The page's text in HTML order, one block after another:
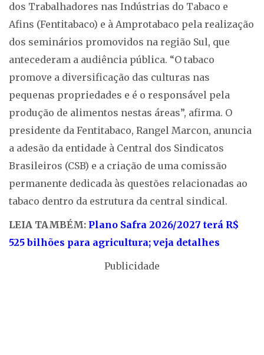
dos Trabalhadores nas Indústrias do Tabaco e
Afins (Fentitabaco) e à Amprotabaco pela realização
dos seminários promovidos na região Sul, que
antecederam a audiência pública. “O tabaco
promove a diversificação das culturas nas
pequenas propriedades e é o responsável pela
produção de alimentos nestas áreas”, afirma. O
presidente da Fentitabaco, Rangel Marcon, anuncia
a adesão da entidade à Central dos Sindicatos
Brasileiros (CSB) e a criação de uma comissão
permanente dedicada às questões relacionadas ao
tabaco dentro da estrutura da central sindical.
LEIA TAMBÉM: Plano Safra 2026/2027 terá R$
525 bilhões para agricultura; veja detalhes
Publicidade